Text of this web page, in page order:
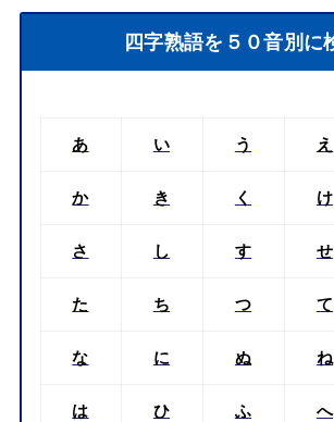
四字熟語を５０音別に
あ い う え
か き く け
さ し す せ
た ち つ て
な に ぬ ね
は ひ ふ へ